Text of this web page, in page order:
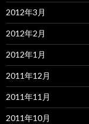
2012年3月
2012年2月
2012年1月
2011年12月
2011年11月
2011年10月